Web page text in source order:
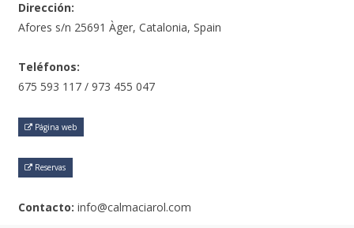
Dirección:
Afores s/n 25691 Àger, Catalonia, Spain
Teléfonos:
675 593 117 / 973 455 047
Página web
Reservas
Contacto: info@calmaciarol.com